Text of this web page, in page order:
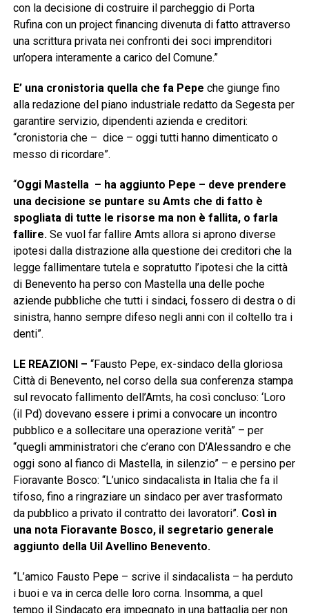
con la decisione di costruire il parcheggio di Porta
Rufina con un project financing divenuta di fatto attraverso
una scrittura privata nei confronti dei soci imprenditori
un’opera interamente a carico del Comune.”
E’ una cronistoria quella che fa Pepe che giunge fino
alla redazione del piano industriale redatto da Segesta per
garantire servizio, dipendenti azienda e creditori:
“cronistoria che – dice – oggi tutti hanno dimenticato o
messo di ricordare”.
“Oggi Mastella – ha aggiunto Pepe – deve prendere
una decisione se puntare su Amts che di fatto è
spogliata di tutte le risorse ma non è fallita, o farla
fallire.Se vuol far fallire Amts allora si aprono diverse
ipotesi dalla distrazione alla questione dei creditori che la
legge fallimentare tutela e sopratutto l’ipotesi che la città
di Benevento ha perso con Mastella una delle poche
aziende pubbliche che tutti i sindaci, fossero di destra o di
sinistra, hanno sempre difeso negli anni con il coltello tra i
denti”.
LE REAZIONI – “Fausto Pepe, ex-sindaco della gloriosa
Città di Benevento, nel corso della sua conferenza stampa
sul revocato fallimento dell’Amts, ha così concluso: ‘Loro
(il Pd) dovevano essere i primi a convocare un incontro
pubblico e a sollecitare una operazione verità” – per
“quegli amministratori che c’erano con D’Alessandro e che
oggi sono al fianco di Mastella, in silenzio” – e persino per
Fioravante Bosco: “L’unico sindacalista in Italia che fa il
tifoso, fino a ringraziare un sindaco per aver trasformato
da pubblico a privato il contratto dei lavoratori”. Così in
una nota Fioravante Bosco, il segretario generale
aggiunto della Uil Avellino Benevento.
“L’amico Fausto Pepe – scrive il sindacalista – ha perduto
i buoi e va in cerca delle loro corna. Insomma, a quel
tempo il Sindacato era impegnato in una battaglia per non